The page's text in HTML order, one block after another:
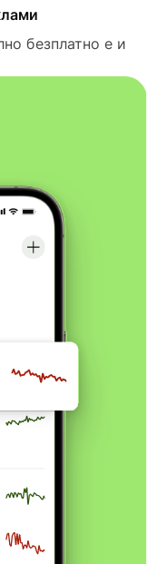
безплатно е и